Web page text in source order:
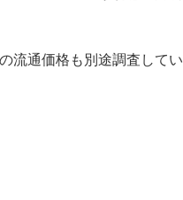
流通価格も別途調査してい